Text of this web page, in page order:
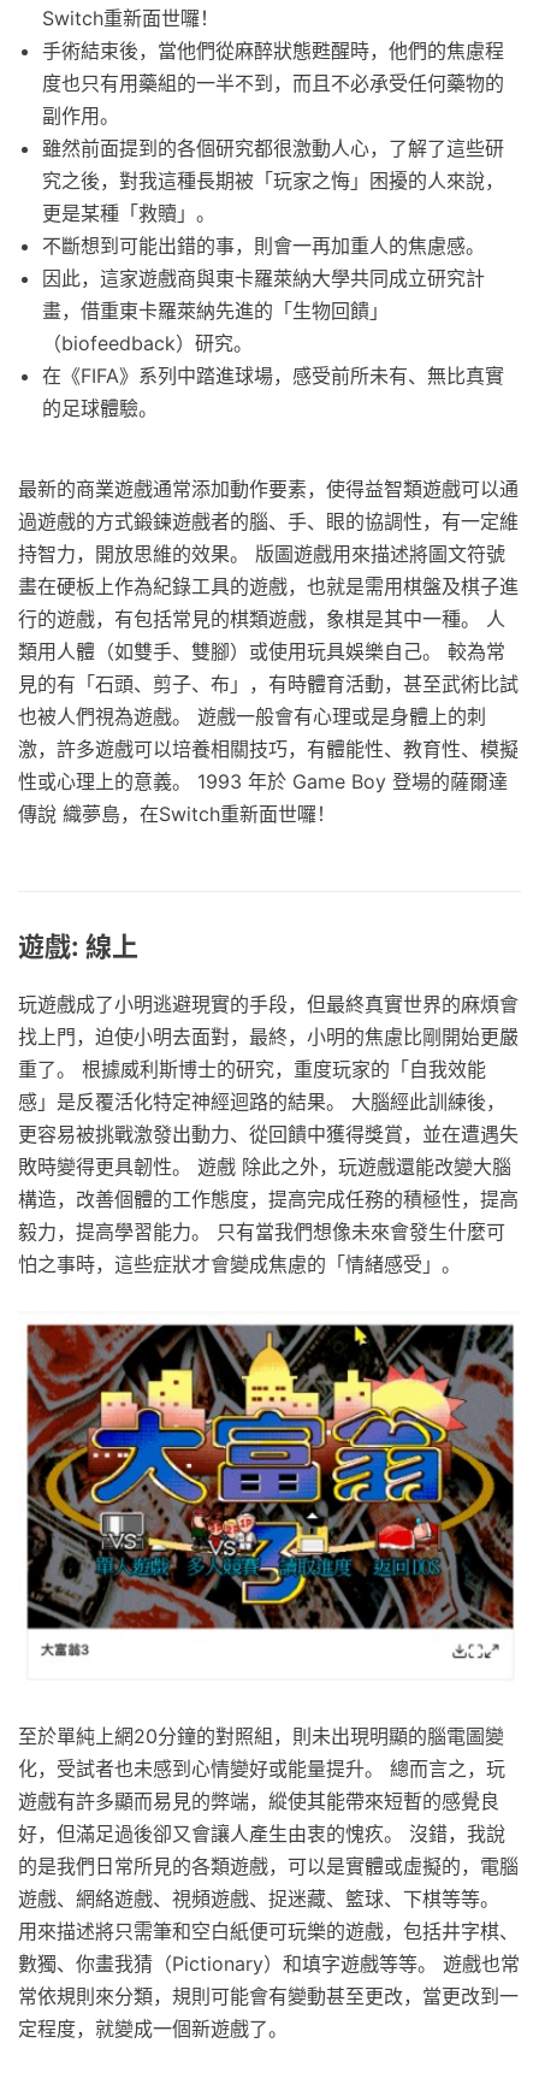
Switch重新面世囉！
手術結束後，當他們從麻醉狀態甦醒時，他們的焦慮程
度也只有用藥組的一半不到，而且不必承受任何藥物的
副作用。
雖然前面提到的各個研究都很激動人心，了解了這些研
究之後，對我這種長期被「玩家之悔」困擾的人來說，
更是某種「救贖」。
不斷想到可能出錯的事，則會一再加重人的焦慮感。
因此，這家遊戲商與東卡羅萊納大學共同成立研究計
畫，借重東卡羅萊納先進的「生物回饋」
（biofeedback）研究。
在《FIFA》系列中踏進球場，感受前所未有、無比真實
的足球體驗。
最新的商業遊戲通常添加動作要素，使得益智類遊戲可以通
過遊戲的方式鍛鍊遊戲者的腦、手、眼的協調性，有一定維
持智力，開放思維的效果。 版圖遊戲用來描述將圖文符號
畫在硬板上作為紀錄工具的遊戲，也就是需用棋盤及棋子進
行的遊戲，有包括常見的棋類遊戲，象棋是其中一種。 人
類用人體（如雙手、雙腳）或使用玩具娛樂自己。 較為常
見的有「石頭、剪子、布」，有時體育活動，甚至武術比試
也被人們視為遊戲。 遊戲一般會有心理或是身體上的刺
激，許多遊戲可以培養相關技巧，有體能性、教育性、模擬
性或心理上的意義。 1993 年於 Game Boy 登場的薩爾達
傳說 織夢島，在Switch重新面世囉！
遊戲: 線上
玩遊戲成了小明逃避現實的手段，但最終真實世界的麻煩會
找上門，迫使小明去面對，最終，小明的焦慮比剛開始更嚴
重了。 根據威利斯博士的研究，重度玩家的「自我效能
感」是反覆活化特定神經迴路的結果。 大腦經此訓練後，
更容易被挑戰激發出動力、從回饋中獲得獎賞，並在遭遇失
敗時變得更具韌性。 遊戲 除此之外，玩遊戲還能改變大腦
構造，改善個體的工作態度，提高完成任務的積極性，提高
毅力，提高學習能力。 只有當我們想像未來會發生什麼可
怕之事時，這些症狀才會變成焦慮的「情緒感受」。
至於單純上網20分鐘的對照組，則未出現明顯的腦電圖變
化，受試者也未感到心情變好或能量提升。 總而言之，玩
遊戲有許多顯而易見的弊端，縱使其能帶來短暫的感覺良
好，但滿足過後卻又會讓人產生由衷的愧疚。 沒錯，我說
的是我們日常所見的各類遊戲，可以是實體或虛擬的，電腦
遊戲、網絡遊戲、視頻遊戲、捉迷藏、籃球、下棋等等。
用來描述將只需筆和空白紙便可玩樂的遊戲，包括井字棋、
數獨、你畫我猜（Pictionary）和填字遊戲等等。 遊戲也常
常依規則來分類，規則可能會有變動甚至更改，當更改到一
定程度，就變成一個新遊戲了。